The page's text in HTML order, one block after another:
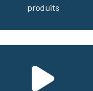
produits